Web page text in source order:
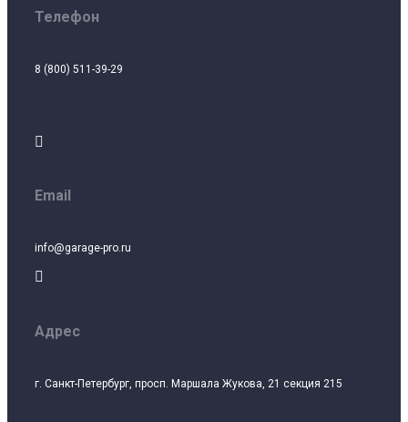
Телефон
8 (800) 511-39-29

Email
info@garage-pro.ru

Адрес
г. Санкт-Петербург, просп. Маршала Жукова, 21 секция 215